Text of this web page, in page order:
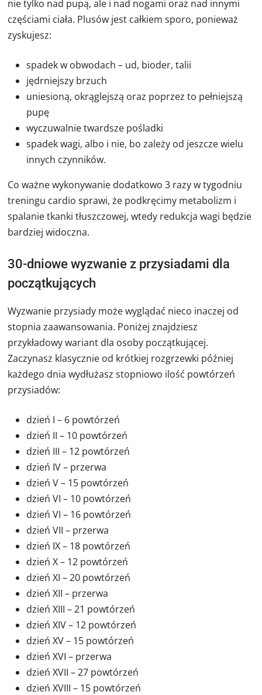
nie tylko nad pupą, ale i nad nogami oraz nad innymi
częściami ciała. Plusów jest całkiem sporo, ponieważ
zyskujesz:
spadek w obwodach – ud, bioder, talii
jędrniejszy brzuch
uniesioną, okrąglejszą oraz poprzez to pełniejszą
pupę
wyczuwalnie twardsze pośladki
spadek wagi, albo i nie, bo zależy od jeszcze wielu
innych czynników.
Co ważne wykonywanie dodatkowo 3 razy w tygodniu
treningu cardio sprawi, że podkręcimy metabolizm i
spalanie tkanki tłuszczowej, wtedy redukcja wagi będzie
bardziej widoczna.
30-dniowe wyzwanie z przysiadami dla
początkujących
Wyzwanie przysiady może wyglądać nieco inaczej od
stopnia zaawansowania. Poniżej znajdziesz
przykładowy wariant dla osoby początkującej.
Zaczynasz klasycznie od krótkiej rozgrzewki później
każdego dnia wydłużasz stopniowo ilość powtórzeń
przysiadów:
dzień I – 6 powtórzeń
dzień II – 10 powtórzeń
dzień III – 12 powtórzeń
dzień IV – przerwa
dzień V – 15 powtórzeń
dzień VI – 10 powtórzeń
dzień VI – 16 powtórzeń
dzień VII – przerwa
dzień IX – 18 powtórzeń
dzień X – 12 powtórzeń
dzień XI – 20 powtórzeń
dzień XII – przerwa
dzień XIII – 21 powtórzeń
dzień XIV – 12 powtórzeń
dzień XV – 15 powtórzeń
dzień XVI – przerwa
dzień XVII – 27 powtórzeń
dzień XVIII – 15 powtórzeń